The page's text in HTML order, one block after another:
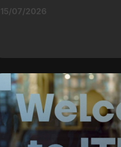
15/07/2026